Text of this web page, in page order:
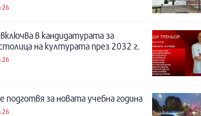
26
в кандидатурата за
на културата през 2032 г.
26
подготвя за новата учебна година
26